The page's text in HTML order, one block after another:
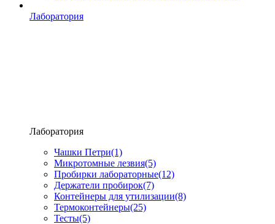
Лаборатория
Лаборатория
Чашки Петри(1)
Микротомные лезвия(5)
Пробирки лабораторные(12)
Держатели пробирок(7)
Контейнеры для утилизации(8)
Термоконтейнеры(25)
Тесты(5)